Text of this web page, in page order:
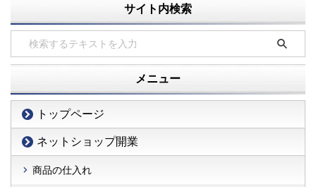
サイト内検索
メニュー
トップページ
ネットショップ開業
商品の仕入れ